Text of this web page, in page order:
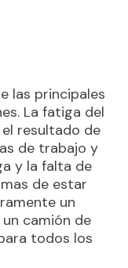
las principales
La fatiga del
resultado de
de trabajo y
y la falta de
de estar
un
camión de
todos los